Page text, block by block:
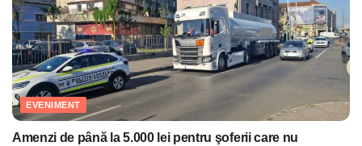
EVENIMENT
Amenzi de până la 5.000 lei pentru şoferii care nu